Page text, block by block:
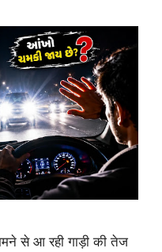
से आ रही गाड़ी की तेज